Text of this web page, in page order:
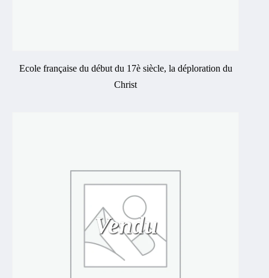
Ecole française du début du 17è siècle, la déploration du
Christ
Vendu